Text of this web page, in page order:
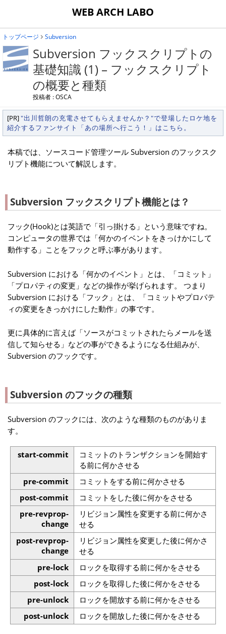
WEB ARCH LABO
トップページ Subversion
Subversion フックスクリプトの
基礎知識 (1) – フックスクリプト
の概要と種類
投稿者 : OSCA
[PR]"出川哲朗の充電させてもらえませんか？"で登場したロケ地を
紹介するファンサイト「あの場所へ行こう！」はこちら。
本稿では、ソースコード管理ツール Subversion のフックスク
リプト機能について解説します。
Subversion フックスクリプト機能とは？
フック(Hook)とは英語で「引っ掛ける」という意味ですね。
コンピュータの世界では「何かのイベントをきっけかにして
動作する」ことをフックと呼ぶ事があります。
Subversion における「何かのイベント」とは、「コミット」
「プロパティの変更」などの操作が挙げられます。 つまり
Subversion における「フック」とは、「コミットやプロパテ
ィの変更をきっかけにした動作」の事です。
更に具体的に言えば「ソースがコミットされたらメールを送
信して知らせる」などの事ができるようになる仕組みが、
Subversion のフックです。
Subversion のフックの種類
Subversion のフックには、次のような種類のものがありま
す。
start-commit
コミットのトランザクションを開始す
る前に何かさせる
pre-commit
コミットをする前に何かさせる
post-commit
コミットをした後に何かをさせる
pre-revprop-
change
リビジョン属性を変更する前に何かさ
せる
post-revprop-
change
リビジョン属性を変更した後に何かさ
せる
pre-lock
ロックを取得する前に何かをさせる
post-lock
ロックを取得した後に何かをさせる
pre-unlock
ロックを開放する前に何かをさせる
post-unlock
ロックを開放した後に何かをさせる